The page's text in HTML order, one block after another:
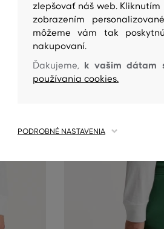
ŽEHLENIE ČISTENIE
zlepšovať náš web.
zobrazením
môžeme vám tak
nakupovaní.
Ďakujeme, k vašim dátam
používania cookies.
PODROBNÉ NASTAVENIA